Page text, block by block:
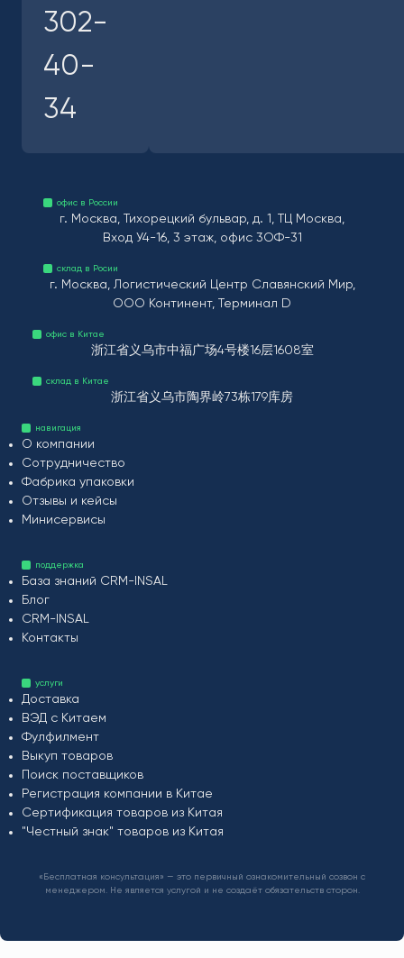
302-
40-
34
офис в России
г. Москва, Тихорецкий бульвар, д. 1, ТЦ Москва,
Вход У4-16, 3 этаж, офис 3ОФ-31
склад в Росии
г. Москва, Логистический Центр Славянский Мир,
ООО Континент, Терминал D
офис в Китае
浙江省义乌市中福广场4号楼16层1608室
склад в Китае
浙江省义乌市陶界岭73栋179库房
навигация
О компании
Сотрудничество
Фабрика упаковки
Отзывы и кейсы
Минисервисы
поддержка
База знаний CRM-INSAL
Блог
CRM-INSAL
Контакты
услуги
Доставка
ВЭД с Китаем
Фулфилмент
Выкуп товаров
Поиск поставщиков
Регистрация компании в Китае
Сертификация товаров из Китая
"Честный знак" товаров из Китая
«Бесплатная консультация» — это первичный ознакомительный созвон с
менеджером. Не является услугой и не создаёт обязательств сторон.